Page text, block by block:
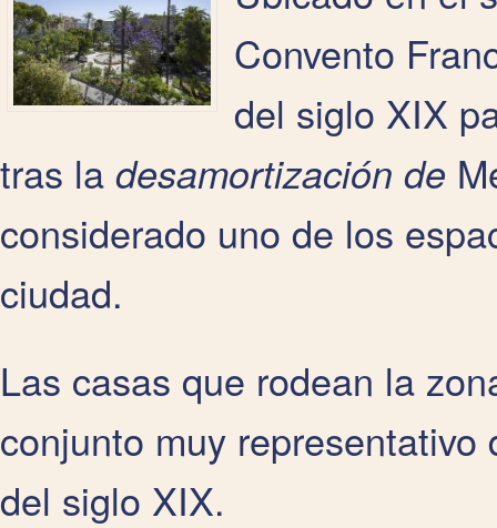
Convento
del siglo XIX
tras la desamortización de
considerado uno de los
ciudad.
Las casas que rodean la
conjunto muy
del siglo XIX.